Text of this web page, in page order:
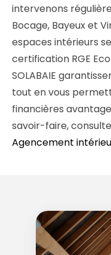
intervenons
Bocage, Bayeux et
espaces intérieurs
certification RGE
SOLABAIE
tout en vous
financières
savoir-faire,
Agencement